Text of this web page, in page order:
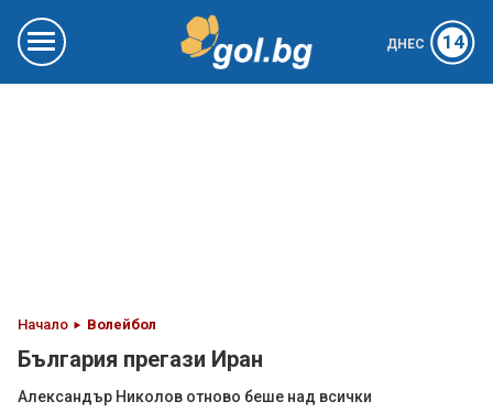
ДНЕС 14
Начало Волейбол
България прегази Иран
Александър Николов отново беше над всички